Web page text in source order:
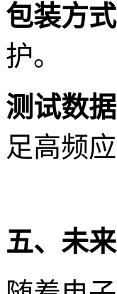
包装方式
护。
测试数据
足高频
五、未